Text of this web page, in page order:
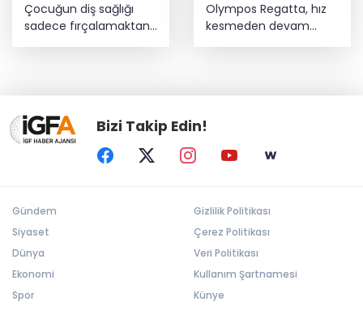
Çocuğun diş sağlığı
sadece fırçalamaktan
ibaret değil
Olympos Regatta, hız
kesmeden devam
ediyor
Bizi Takip Edin!
Gündem
Siyaset
Dünya
Ekonomi
Spor
Gizlilik Politikası
Çerez Politikası
Veri Politikası
Kullanım Şartnamesi
Künye